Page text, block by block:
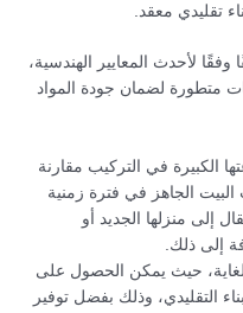
تقليدي معقد.
لأحدث المعايير الهندسية،
متطورة لضمان جودة المواد
الكبيرة في التركيب مقارنة
البيت الجاهز في فترة زمنية
إلى منزلها الجديد أو
إلى ذلك.
للغاية، حيث يمكن الحصول على
التقليدي، وذلك بفضل توفير